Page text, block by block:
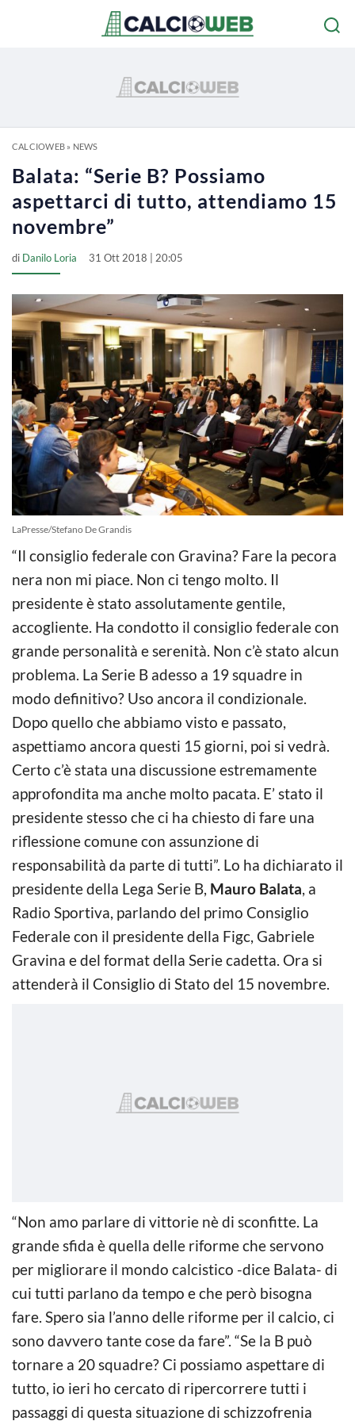
CALCIOWEB» NEWS
Balata: “Serie B? Possiamo
aspettarci di tutto, attendiamo 15
novembre”
di Danilo Loria 31 Ott 2018 | 20:05
LaPresse/Stefano De Grandis
“Il consiglio federale con Gravina? Fare la pecora
nera non mi piace. Non ci tengo molto. Il
presidente è stato assolutamente gentile,
accogliente. Ha condotto il consiglio federale con
grande personalità e serenità. Non c’è stato alcun
problema. La Serie B adesso a 19 squadre in
modo definitivo? Uso ancora il condizionale.
Dopo quello che abbiamo visto e passato,
aspettiamo ancora questi 15 giorni, poi si vedrà.
Certo c’è stata una discussione estremamente
approfondita ma anche molto pacata. E’ stato il
presidente stesso che ci ha chiesto di fare una
riflessione comune con assunzione di
responsabilità da parte di tutti”. Lo ha dichiarato il
presidente della Lega Serie B, Mauro Balata, a
Radio Sportiva, parlando del primo Consiglio
Federale con il presidente della Figc, Gabriele
Gravina e del format della Serie cadetta. Ora si
attenderà il Consiglio di Stato del 15 novembre.
“Non amo parlare di vittorie nè di sconfitte. La
grande sfida è quella delle riforme che servono
per migliorare il mondo calcistico -dice Balata- di
cui tutti parlano da tempo e che però bisogna
fare. Spero sia l’anno delle riforme per il calcio, ci
sono davvero tante cose da fare”. “Se la B può
tornare a 20 squadre? Ci possiamo aspettare di
tutto, io ieri ho cercato di ripercorrere tutti i
passaggi di questa situazione di schizzofrenia